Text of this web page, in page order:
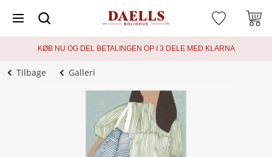
KØB NU OG DEL BETALINGEN OP I 3 DELE MED KLARNA
Tilbage Galleri